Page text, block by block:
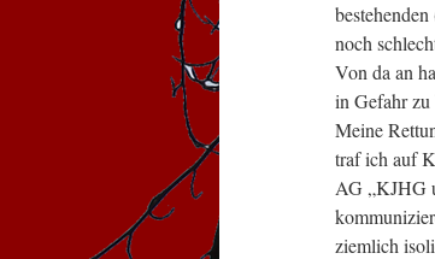
noch
Von da an
in Gefahr zu
Meine
traf ich auf
AG „KJHG
ziemlich